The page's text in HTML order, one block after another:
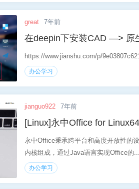
great 7年前
在deepin下安装CAD —> 原
https://www.jianshu.com/p/
办公学习
jianguo922 7年前
[Linux]永中Office for Linux64
永中Office秉承跨平台和高度开放性的
内核组成，通过Java语言实现Office的...
办公学习